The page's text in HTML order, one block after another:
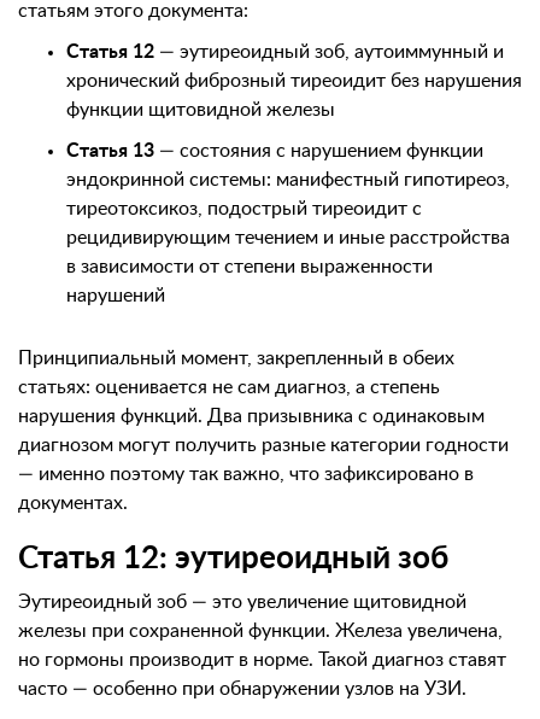
статьям этого документа:
Статья 12 — эутиреоидный зоб, аутоиммунный и
хронический фиброзный тиреоидит без нарушения
функции щитовидной железы
Статья 13 — состояния с нарушением функции
эндокринной системы: манифестный гипотиреоз,
тиреотоксикоз, подострый тиреоидит с
рецидивирующим течением и иные расстройства
в зависимости от степени выраженности
нарушений
Принципиальный момент, закрепленный в обеих
статьях: оценивается не сам диагноз, а степень
нарушения функций. Два призывника с одинаковым
диагнозом могут получить разные категории годности
— именно поэтому так важно, что зафиксировано в
документах.
Статья 12: эутиреоидный зоб
Эутиреоидный зоб — это увеличение щитовидной
железы при сохраненной функции. Железа увеличена,
но гормоны производит в норме. Такой диагноз ставят
часто — особенно при обнаружении узлов на УЗИ.